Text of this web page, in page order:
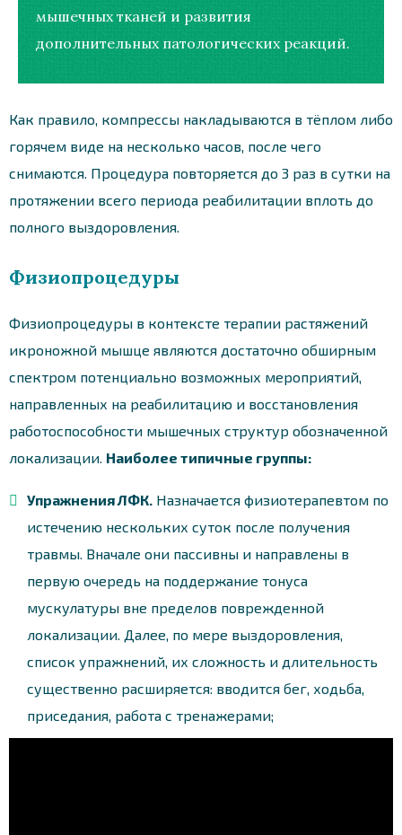
мышечных тканей и развития
дополнительных патологических реакций.
Как правило, компрессы накладываются в тёплом либо
горячем виде на несколько часов, после чего
снимаются. Процедура повторяется до 3 раз в сутки на
протяжении всего периода реабилитации вплоть до
полного выздоровления.
Физиопроцедуры
Физиопроцедуры в контексте терапии растяжений
икроножной мышце являются достаточно обширным
спектром потенциально возможных мероприятий,
направленных на реабилитацию и восстановления
работоспособности мышечных структур обозначенной
локализации. Наиболее типичные группы:
Упражнения ЛФК. Назначается физиотерапевтом по
истечению нескольких суток после получения
травмы. Вначале они пассивны и направлены в
первую очередь на поддержание тонуса
мускулатуры вне пределов поврежденной
локализации. Далее, по мере выздоровления,
список упражнений, их сложность и длительность
существенно расширяется: вводится бег, ходьба,
приседания, работа с тренажерами;